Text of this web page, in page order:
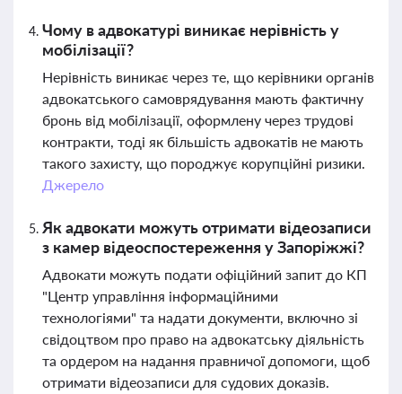
Чому в адвокатурі виникає нерівність у
мобілізації?
Нерівність виникає через те, що керівники органів
адвокатського самоврядування мають фактичну
бронь від мобілізації, оформлену через трудові
контракти, тоді як більшість адвокатів не мають
такого захисту, що породжує корупційні ризики.
Джерело
Як адвокати можуть отримати відеозаписи
з камер відеоспостереження у Запоріжжі?
Адвокати можуть подати офіційний запит до КП
"Центр управління інформаційними
технологіями" та надати документи, включно зі
свідоцтвом про право на адвокатську діяльність
та ордером на надання правничої допомоги, щоб
отримати відеозаписи для судових доказів.